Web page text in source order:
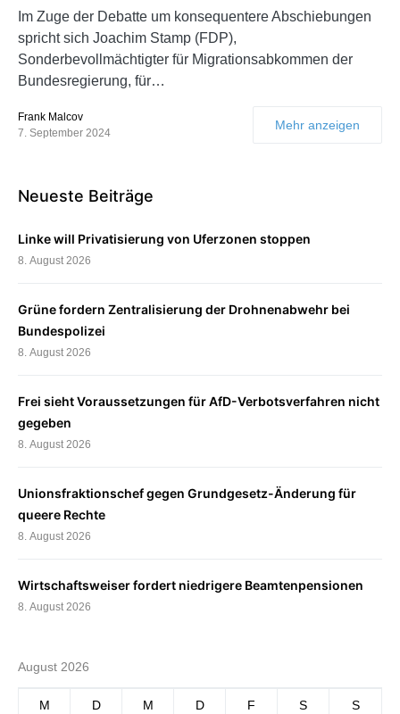
Im Zuge der Debatte um konsequentere Abschiebungen
spricht sich Joachim Stamp (FDP),
Sonderbevollmächtigter für Migrationsabkommen der
Bundesregierung, für…
Frank Malcov
7. September 2024
Mehr anzeigen
Neueste Beiträge
Linke will Privatisierung von Uferzonen stoppen
8. August 2026
Grüne fordern Zentralisierung der Drohnenabwehr bei
Bundespolizei
8. August 2026
Frei sieht Voraussetzungen für AfD-Verbotsverfahren nicht
gegeben
8. August 2026
Unionsfraktionschef gegen Grundgesetz-Änderung für
queere Rechte
8. August 2026
Wirtschaftsweiser fordert niedrigere Beamtenpensionen
8. August 2026
August 2026
M D M D F S S